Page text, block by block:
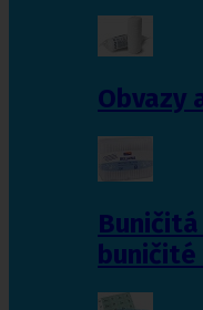
Obvazy